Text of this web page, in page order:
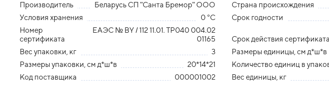
Производитель Беларусь СП "Санта Бремор" ООО Страна происхождения
Условия хранения
0 °С Срок годности
Номер
сертификата
ЕАЭС № ВY / 112 11.01. ТР040 004.02
01165
Срок действия сертификата
Вес упаковки, кг
3 Размеры единицы, см д*ш*в
Размеры упаковки, см д*ш*в
20*14*21 Количество единиц в
Код поставщика
000001002 Вес единицы, кг